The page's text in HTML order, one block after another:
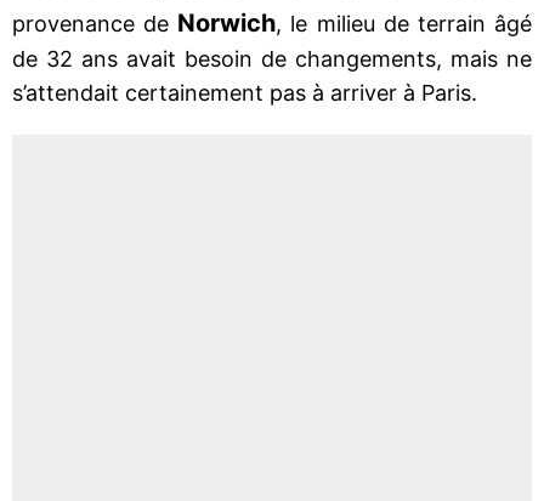
provenance de Norwich, le milieu de terrain âgé
de 32 ans avait besoin de changements, mais ne
s’attendait certainement pas à arriver à Paris.